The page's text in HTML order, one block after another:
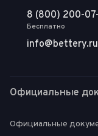
8 (800) 200-
Бесплатно
info@bettery.ru
Официальные
Официальные